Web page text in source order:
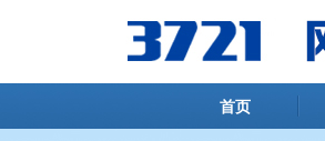
首页